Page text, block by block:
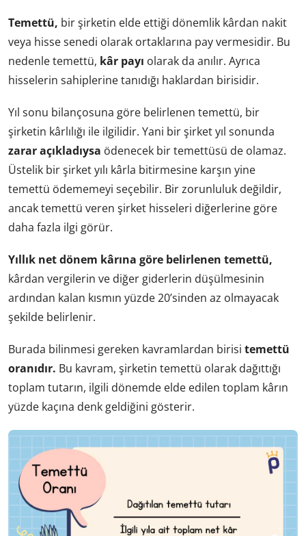
Temettü, bir şirketin elde ettiği dönemlik kârdan nakit
veya hisse senedi olarak ortaklarına pay vermesidir. Bu
nedenle temettü, kâr payı olarak da anılır. Ayrıca
hisselerin sahiplerine tanıdığı haklardan birisidir.
Yıl sonu bilançosuna göre belirlenen temettü, bir
şirketin kârlılığı ile ilgilidir. Yani bir şirket yıl sonunda
zarar açıkladıysa ödenecek bir temettüsü de olamaz.
Üstelik bir şirket yılı kârla bitirmesine karşın yine
temettü ödememeyi seçebilir. Bir zorunluluk değildir,
ancak temettü veren şirket hisseleri diğerlerine göre
daha fazla ilgi görür.
Yıllık net dönem kârına göre belirlenen temettü,
kârdan vergilerin ve diğer giderlerin düşülmesinin
ardından kalan kısmın yüzde 20’sinden az olmayacak
şekilde belirlenir.
Burada bilinmesi gereken kavramlardan birisi temettü
oranıdır. Bu kavram, şirketin temettü olarak dağıttığı
toplam tutarın, ilgili dönemde elde edilen toplam kârın
yüzde kaçına denk geldiğini gösterir.